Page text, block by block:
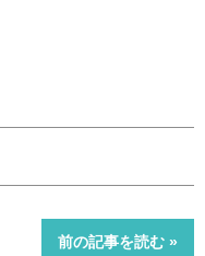
前の記事を読む »